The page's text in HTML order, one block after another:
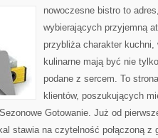
nowoczesne bistro to
wybierających przyjemną
przybliża charakter
kulinarne mają być nie
podane z sercem. To
klientów, poszukujących
Gotowanie. Już od
stawia na czytelność połączoną z